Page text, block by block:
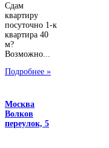
Сдам
квартиру
посуточно 1-к
квартира 40
м?
Возможно...
Подробнее »
Москва
Волков
переулок, 5